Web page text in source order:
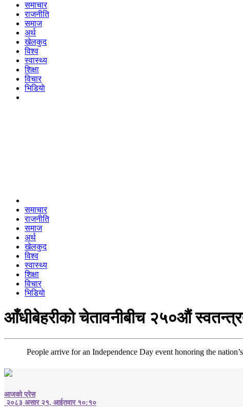
समाचार
राजनीति
समाज
अर्थ
खेलकुद
विश्व
स्वास्थ्य
शिक्षा
विचार
भिडियाे
समाचार
राजनीति
समाज
अर्थ
खेलकुद
विश्व
स्वास्थ्य
शिक्षा
विचार
भिडियाे
आँधीबेहरीको चेतावनीबीच २५०औं
People arrive for an Independence Day event honoring the
आजको प्रेस
२०८३ असार २१, आईतवार १०:१०